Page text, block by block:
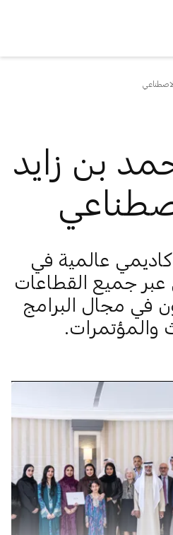
بن زايد
عالمية في
عبر جميع القطاعات
في مجال البرامج
والمؤتمرات.